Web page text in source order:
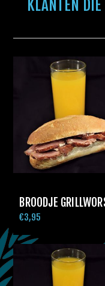
KLANTEN
BROODJE
€3,95